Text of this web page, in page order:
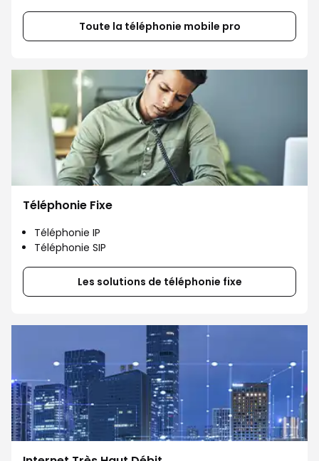
Toute la téléphonie mobile pro
Téléphonie Fixe
Téléphonie IP
Téléphonie SIP
Les solutions de téléphonie fixe